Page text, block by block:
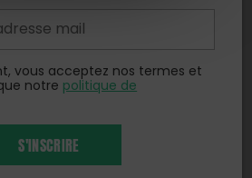
vous acceptez nos termes et
notre politique de
S'INSCRIRE